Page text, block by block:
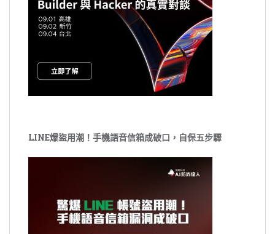
LINE爆盜用潮！手機語音信箱成破口，自保五步驟